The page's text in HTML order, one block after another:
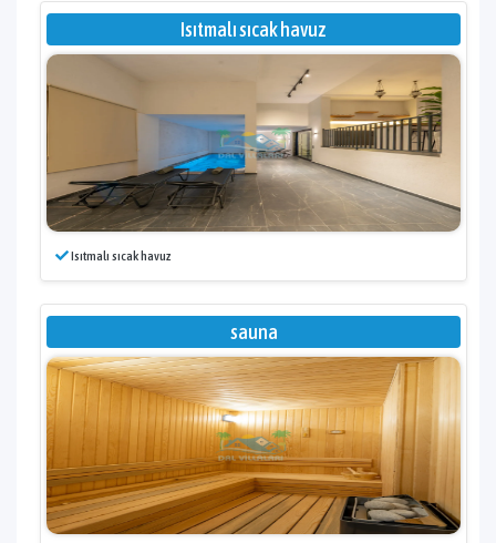
Isıtmalı sıcak havuz
Isıtmalı sıcak havuz
sauna